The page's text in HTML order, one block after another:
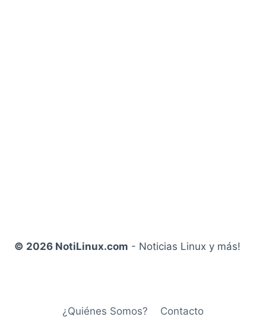
© 2026 NotiLinux.com - Noticias Linux y más!
¿Quiénes Somos? Contacto